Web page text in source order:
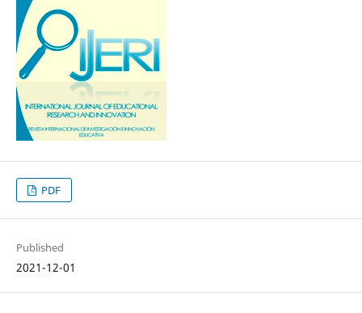
PDF
Published
2021-12-01